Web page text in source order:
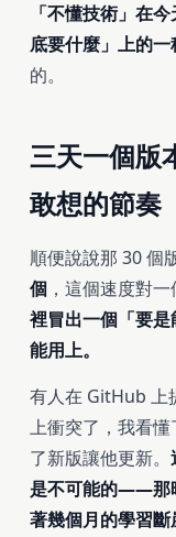
「不懂技術」在
底要什麼」上的一
的。
三天一個版
敢想的節奏
順便說說那 30 個
個 ，這個速度對
裡冒出一個「要
能用上。
有人在 GitHub 上
上衝突了，我看
了新版讓他更新。
是不可能的——那
著幾個月的學習斷